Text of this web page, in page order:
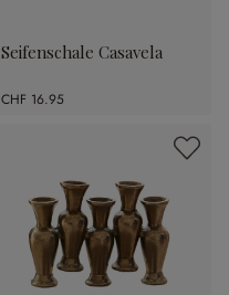
Seifenschale Casavela
CHF 16.95